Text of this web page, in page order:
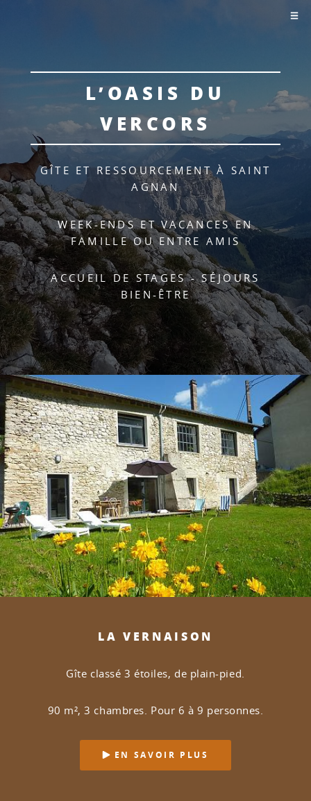
L’OASIS DU
VERCORS
GÎTE ET RESSOURCEMENT À SAINT
AGNAN
WEEK-ENDS ET VACANCES EN
FAMILLE OU ENTRE AMIS
ACCUEIL DE STAGES - SÉJOURS
BIEN-ÊTRE
LA VERNAISON
Gîte classé 3 étoiles, de plain-pied.
90 m², 3 chambres. Pour 6 à 9 personnes.
EN SAVOIR PLUS